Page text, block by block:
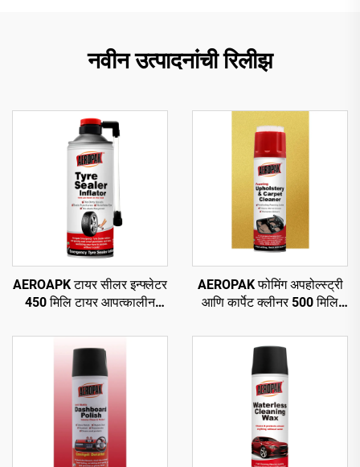
नवीन उत्पादनांची रिलीझ
AEROAPK टायर सीलर इन्फ्लेटर
450 मिलि टायर आपत्कालीन
वायू भरणे
AEROPAK फोमिंग अपहोल्स्ट्री
आणि कार्पेट क्लीनर 500 मिलि